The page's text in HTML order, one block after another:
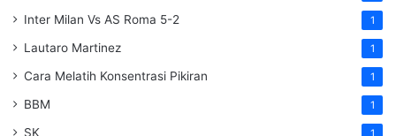
Inter Milan Vs AS Roma 5-2 1
Lautaro Martinez 1
Cara Melatih Konsentrasi Pikiran 1
BBM 1
SK